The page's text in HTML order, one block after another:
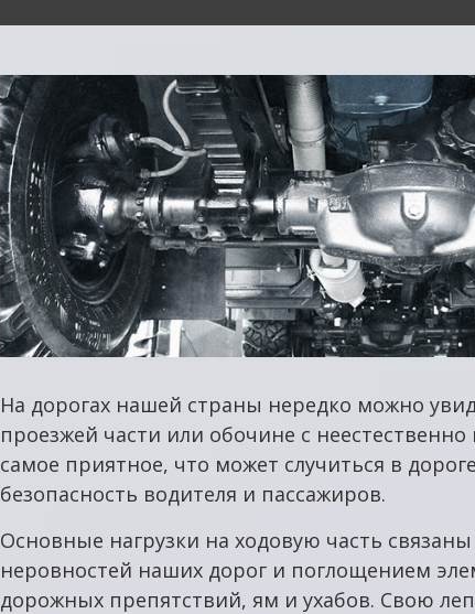
На дорогах нашей страны нередко можно
проезжей части или обочине с
самое приятное, что может случиться в
безопасность водителя и пассажиров.
Основные нагрузки на ходовую часть
неровностей наших дорог и поглощением
дорожных препятствий, ям и ухабов. Свою